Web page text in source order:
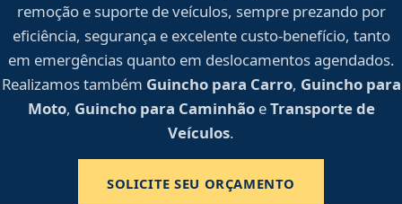
remoção e suporte de veículos, sempre prezando por
eficiência, segurança e excelente custo-benefício, tanto
em emergências quanto em deslocamentos agendados.
Realizamos também Guincho para Carro, Guincho para
Moto, Guincho para CaminhãoeTransporte de
Veículos.
SOLICITE SEU ORÇAMENTO